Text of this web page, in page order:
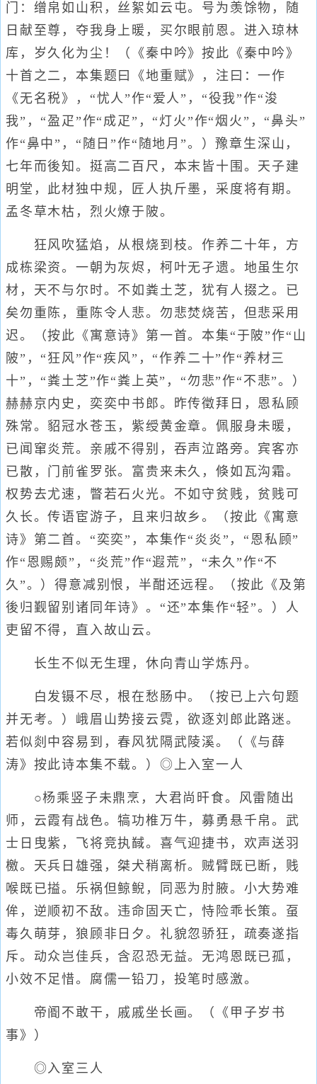
门：缯帛如山积，丝絮如云屯。号为羡馀物，随
日献至尊，夺我身上暖，买尔眼前恩。进入琼林
库，岁久化为尘！（《秦中吟》按此《秦中吟》
十首之二，本集题曰《地重赋》，注曰：一作
《无名税》，“忧人”作“爱人”，“役我”作“浚
我”，“盈疋”作“成疋”，“灯火”作“烟火”，“鼻头”
作“鼻中”，“随日”作“随地月”。）豫章生深山，
七年而後知。挺高二百尺，本末皆十围。天子建
明堂，此材独中规，匠人执斤墨，采度将有期。
孟冬草木枯，烈火燎于陂。
狂风吹猛焰，从根烧到枝。作养二十年，方
成栋梁资。一朝为灰烬，柯叶无孑遗。地虽生尔
材，天不与尔时。不如粪土芝，犹有人掇之。已
矣勿重陈，重陈令人悲。勿悲焚烧苦，但悲采用
迟。（按此《寓意诗》第一首。本集“于陂”作“山
陂”，“狂风”作“疾风”，“作养二十”作“养材三
十”，“粪土芝”作“粪上英”，“勿悲”作“不悲”。）
赫赫京内史，奕奕中书郎。昨传徵拜日，恩私顾
殊常。貂冠水苍玉，紫绶黄金章。佩服身未暖，
已闻窜炎荒。亲戚不得别，吞声泣路旁。宾客亦
已散，门前雀罗张。富贵来未久，倏如瓦沟霜。
权势去尤速，瞥若石火光。不如守贫贱，贫贱可
久长。传语宦游子，且来归故乡。（按此《寓意
诗》第二首。“奕奕”，本集作“炎炎”，“恩私顾”
作“恩赐颇”，“炎荒”作“遐荒”，“未久”作“不
久”。）得意减别恨，半酣还远程。（按此《及第
後归觐留别诸同年诗》。“还”本集作“轻”。）人
吏留不得，直入故山云。
长生不似无生理，休向青山学炼丹。
白发镊不尽，根在愁肠中。（按已上六句题
并无考。）峨眉山势接云霓，欲逐刘郎此路迷。
若似剡中容易到，春风犹隔武陵溪。（《与薛
涛》按此诗本集不载。）◎上入室一人
○杨乘竖子未鼎烹，大君尚旰食。风雷随出
师，云霞有战色。犒功椎万牛，募勇悬千帛。武
士日曳紫，飞将竞执馘。喜气迎捷书，欢声送羽
檄。天兵日雄强，桀犬稍离析。贼臂既已断，贱
喉既已搤。乐祸但鲸鲵，同恶为肘腋。小大势难
侔，逆顺初不敌。违命固天亡，恃险乖长策。虿
毒久萌芽，狼顾非日夕。礼貌忽骄狂，疏奏遂指
斥。动众岂佳兵，含忍恐无益。无鸿恩既已孤，
小效不足惜。腐儒一铅刀，投笔时感激。
帝阍不敢干，戚戚坐长画。（《甲子岁书
事》）
◎入室三人